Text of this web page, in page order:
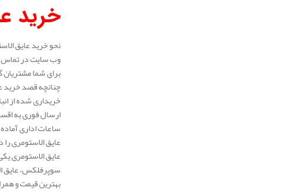
خرید
نحو خرید عایق
وب سایت در تماس
برای شما مشتریان
چنانچه قصد خرید
خریداری شده از
ارسال فوری به
ساعات اداری
عایق الاستومری
عایق الاستومری
سوپرفلکس، عایق
بهترین قیمت و